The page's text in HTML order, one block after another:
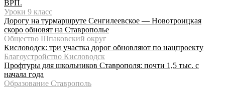
ВРП.
Уроки 9 класс
Дорогу на турмаршруте Сенгилеевское — Новотроицкая
скоро обновят на Ставрополье
Общество Шпаковский округ
Кисловодск: три участка дорог обновляют по нацпроекту
Благоустройство Кисловодск
Профтуры для школьников Ставрополя: почти 1,5 тыс. с
начала года
Образование Ставрополь